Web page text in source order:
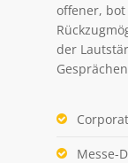
offener,
der
Messe-